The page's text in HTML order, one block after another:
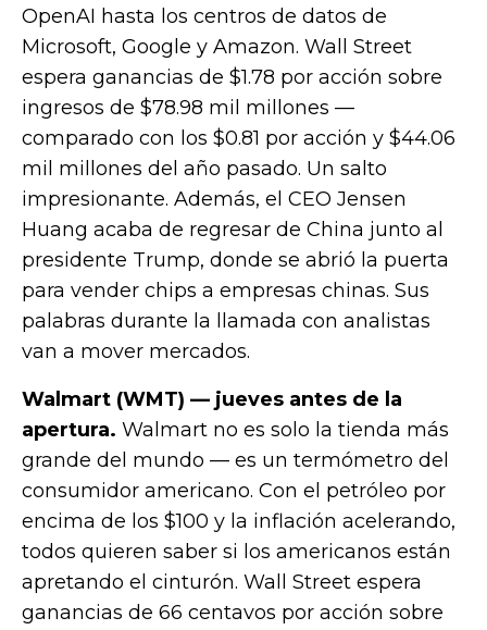
OpenAI hasta los centros de datos de
Microsoft, Google y Amazon. Wall Street
espera ganancias de $1.78 por acción sobre
ingresos de $78.98 mil millones —
comparado con los $0.81 por acción y $44.06
mil millones del año pasado. Un salto
impresionante. Además, el CEO Jensen
Huang acaba de regresar de China junto al
presidente Trump, donde se abrió la puerta
para vender chips a empresas chinas. Sus
palabras durante la llamada con analistas
van a mover mercados.
Walmart (WMT) — jueves antes de la
apertura. Walmart no es solo la tienda más
grande del mundo — es un termómetro del
consumidor americano. Con el petróleo por
encima de los $100 y la inflación acelerando,
todos quieren saber si los americanos están
apretando el cinturón. Wall Street espera
ganancias de 66 centavos por acción sobre